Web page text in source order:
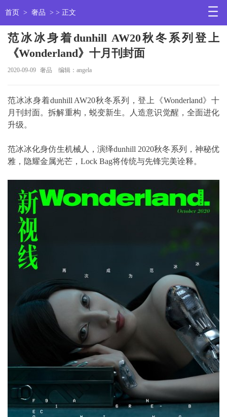
首页 > 奢品 > > 正文
范冰冰身着dunhill AW20秋冬系列登上
《Wonderland》十月刊封面
2020-09-09 奢品 编辑：angela
范冰冰身着dunhill AW20秋冬系列，登上《Wonderland》十
月刊封面。拆解重构，蜕变新生。人造意识觉醒，全面进化
升级。
范冰冰化身仿生机械人，演绎dunhill 2020秋冬系列，神秘优
雅，隐耀金属光芒，Lock Bag将传统与先锋完美诠释。